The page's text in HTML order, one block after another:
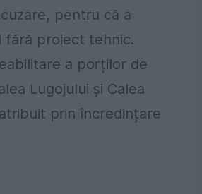
pentru că a
fără proiect tehnic.
a porților de
Lugojului și Calea
prin încredințare